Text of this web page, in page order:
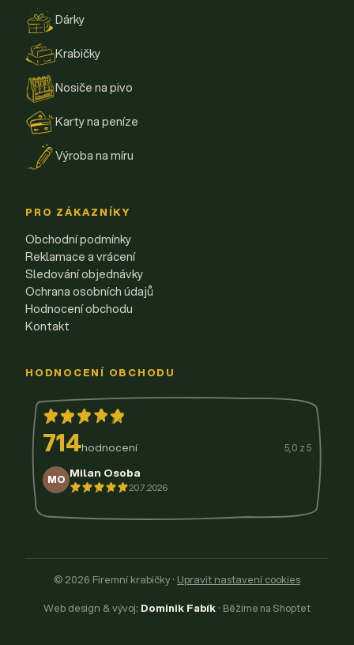
Dárky
Krabičky
Nosiče na pivo
Karty na peníze
Výroba na míru
PRO ZÁKAZNÍKY
Obchodní podmínky
Reklamace a vrácení
Sledování objednávky
Ochrana osobních údajů
Hodnocení obchodu
Kontakt
HODNOCENÍ OBCHODU
714hodnocení 5,0 z 5
MO Milan Osoba
20.7.2026
14.7.2026
11.7.2026
9.7.2026
3.7.2026
29.6.2026
© 2026 Firemní krabičky · Upravit nastavení cookies
Web design & vývoj: Dominik Fabík · Běžíme na Shoptet